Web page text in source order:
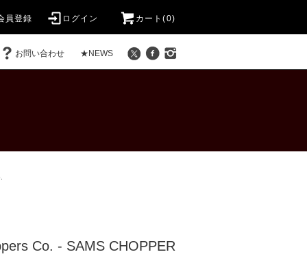
員登録 ログイン カート(0)
お問い合わせ ★NEWS
Co. - SAMS CHOPPER